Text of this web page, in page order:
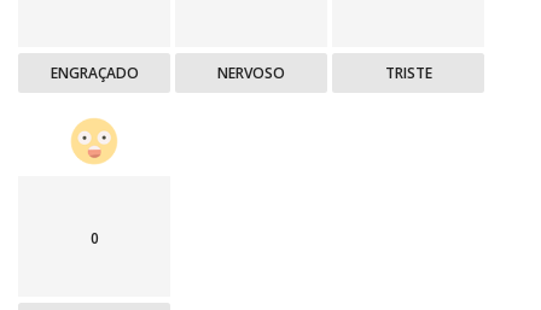
ENGRAÇADO NERVOSO TRISTE
0